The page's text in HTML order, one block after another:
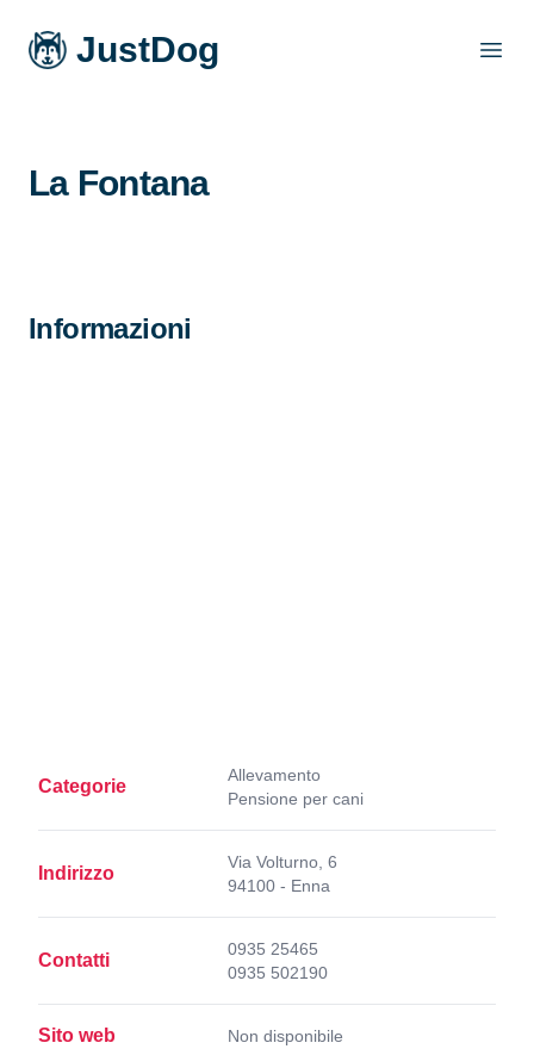
JustDog
La Fontana
Informazioni
Categorie
Allevamento
Pensione per cani
Indirizzo
Via Volturno, 6
94100 - Enna
Contatti
0935 25465
0935 502190
Sito web Non disponibile